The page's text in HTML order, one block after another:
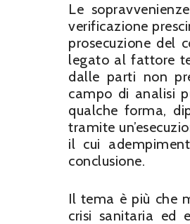
Le
verificazione
prosecuzione del
legato al fattore
dalle parti non
campo di analisi
qualche forma,
tramite
il cui
conclusione.
Il tema è più che
crisi sanitaria ed